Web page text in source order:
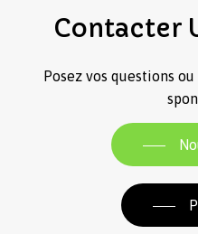
Contacter
Posez vos questions